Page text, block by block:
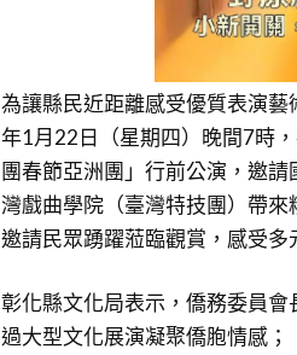
為讓縣民近距離感受優質表演
年1月22日（星期四）晚間7時
團春節亞洲團」行前公演，邀
灣戲曲學院（臺灣特技團）帶
邀請民眾踴躍蒞臨觀賞，感受多
彰化縣文化局表示，僑務委員
過大型文化展演凝聚僑胞情感